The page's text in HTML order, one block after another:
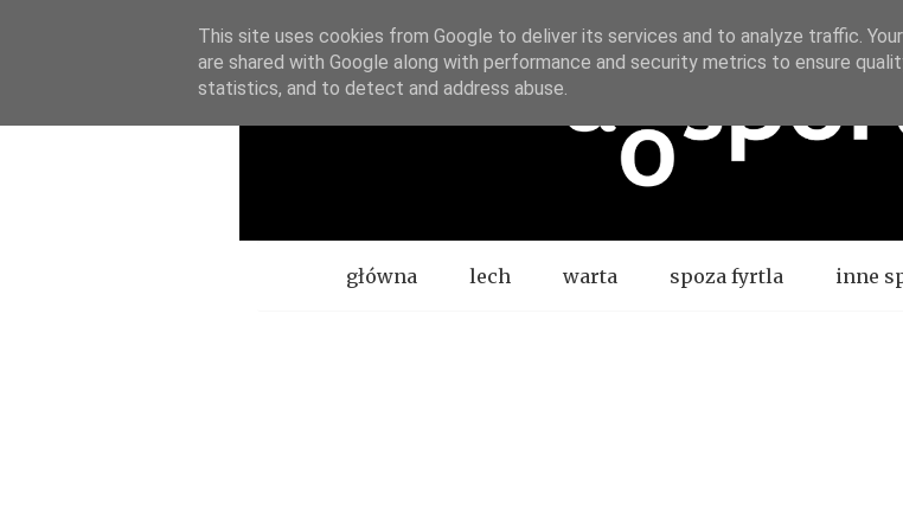
Menugłówna lech warta spoza fyrtla inne
This site uses cookies from Google to deliver its services and to analyze traffic.
are shared with Google along with performance and security metrics to ensure
statistics, and to detect and address abuse.